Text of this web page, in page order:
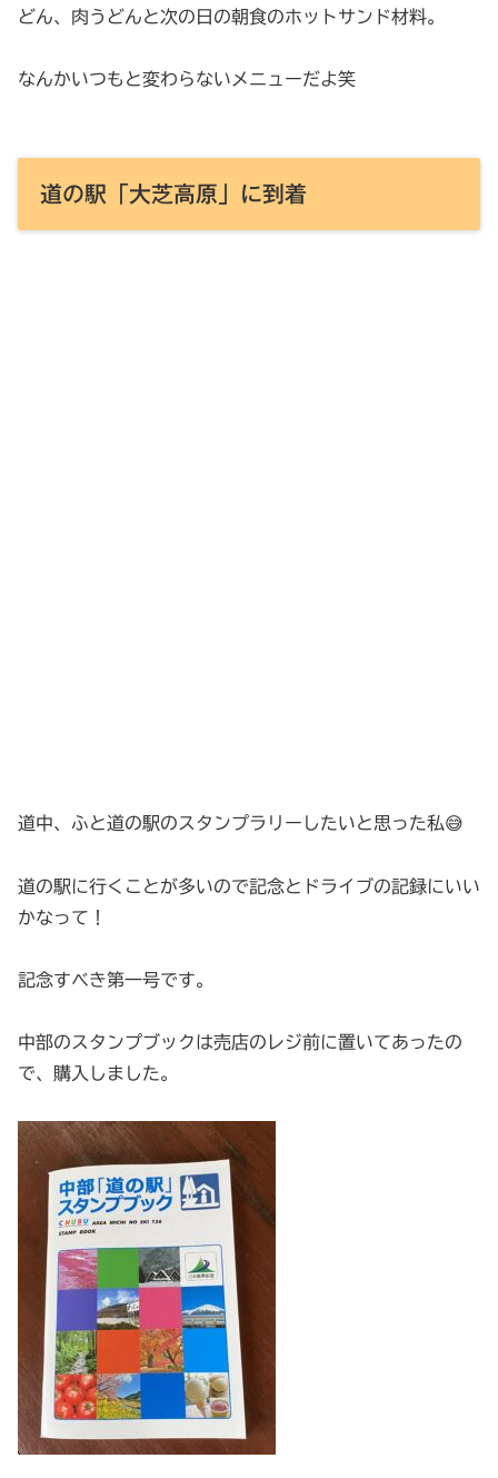
どん、肉うどんと次の日の朝食のホットサンド材料。
なんかいつもと変わらないメニューだよ笑
道の駅「大芝高原」に到着
道中、ふと道の駅のスタンプラリーしたいと思った私😅
道の駅に行くことが多いので記念とドライブの記録にいい
かなって！
記念すべき第一号です。
中部のスタンプブックは売店のレジ前に置いてあったの
で、購入しました。